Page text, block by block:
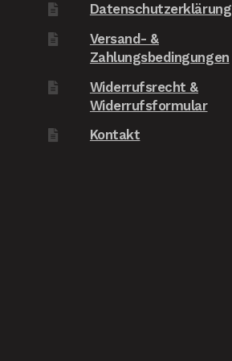
Datenschutzerklärung
Versand- &
Zahlungsbedingungen
Widerrufsrecht &
Widerrufsformular
Kontakt